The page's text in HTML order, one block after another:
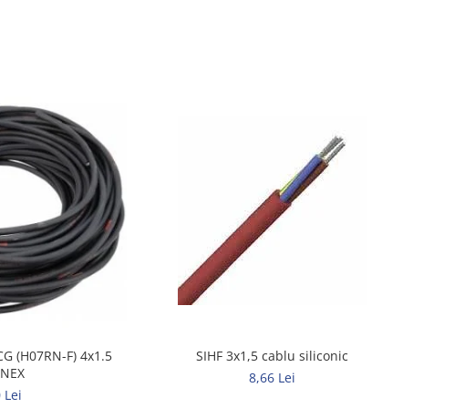
(H07RN-F) 4x1.5
Lei
SIHF 3x1,5 cablu siliconic
8,66 Lei